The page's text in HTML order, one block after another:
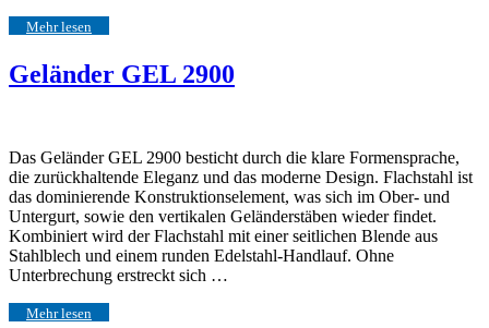
Mehr lesen
Geländer GEL 2900
Das Geländer GEL 2900 besticht durch die klare Formensprache,
die zurückhaltende Eleganz und das moderne Design. Flachstahl ist
das dominierende Konstruktionselement, was sich im Ober- und
Untergurt, sowie den vertikalen Geländerstäben wieder findet.
Kombiniert wird der Flachstahl mit einer seitlichen Blende aus
Stahlblech und einem runden Edelstahl-Handlauf. Ohne
Unterbrechung erstreckt sich …
Mehr lesen